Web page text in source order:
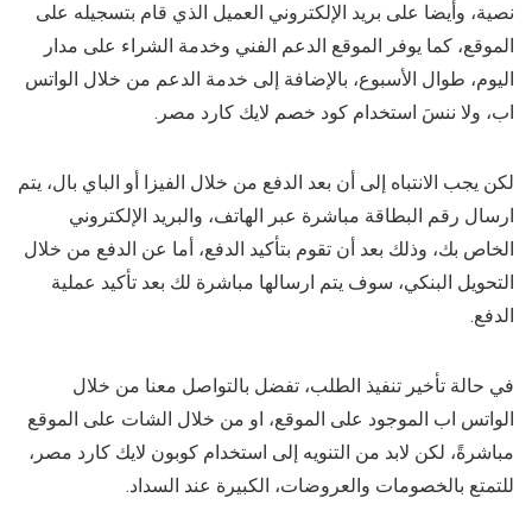
نصية، وأيضا على بريد الإلكتروني العميل الذي قام بتسجيله على
الموقع، كما يوفر الموقع الدعم الفني وخدمة الشراء على مدار
اليوم، طوال الأسبوع، بالإضافة إلى خدمة الدعم من خلال الواتس
اب، ولا ننسَ استخدام كود خصم لايك كارد مصر.
لكن يجب الانتباه إلى أن بعد الدفع من خلال الفيزا أو الباي بال، يتم
ارسال رقم البطاقة مباشرة عبر الهاتف، والبريد الإلكتروني
الخاص بك، وذلك بعد أن تقوم بتأكيد الدفع، أما عن الدفع من خلال
التحويل البنكي، سوف يتم ارسالها مباشرة لك بعد تأكيد عملية
الدفع.
في حالة تأخير تنفيذ الطلب، تفضل بالتواصل معنا من خلال
الواتس اب الموجود على الموقع، او من خلال الشات على الموقع
مباشرةً، لكن لابد من التنويه إلى استخدام كوبون ‏لايك كارد مصر،
للتمتع بالخصومات والعروضات، الكبيرة عند السداد.